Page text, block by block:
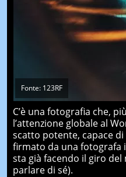
Fonte: 123RF
C’è una fotografia che,
l’attenzione globale al
scatto potente, capace
firmato da una fotografa
sta già facendo il giro
parlare di sé).